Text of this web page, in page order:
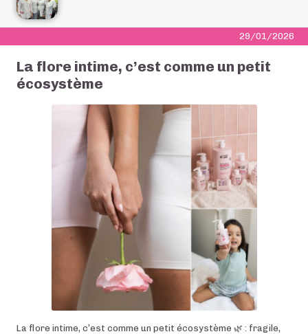
29/01/2026
La flore intime, c’est comme un petit
écosystème
La flore intime, c’est comme un petit écosystème 🌿 : fragile,